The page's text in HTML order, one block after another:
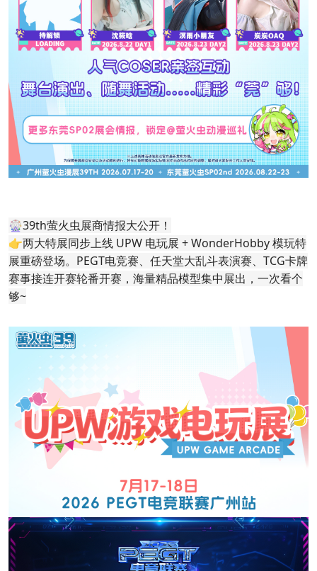
🎡39th萤火虫展商情报大公开！
👉两大特展同步上线 UPW 电玩展 + WonderHobby 模玩特
展重磅登场。PEGT电竞赛、任天堂大乱斗表演赛、TCG卡牌
赛事接连开赛轮番开赛，海量精品模型集中展出，一次看个
够~